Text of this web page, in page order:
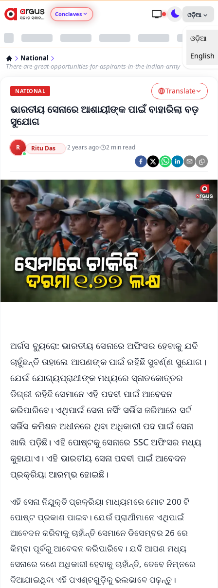
Conclaves
Argus Nari Shakti
Argus Health Connect
Argus Chalo Dekhein Apna Desh
ଓଡ଼ିଆ
ଓଡ଼ିଆ
English
National
There-are-great-opportunities-for-aspirants-in-the-indian-army
NATIONAL Translate
ଭାରତୀୟ ସେନାରେ ଆଶାୟୀଙ୍କ ପାଇଁ ବାହାରିଲା ବଡ଼
ସୁଯୋଗ
R Ritu Das ·2 years ago· 2 min read
ଅର୍ଗସ ବ୍ୟୁରୋ: ଭାରତୀୟ ସେନାରେ ଅଫିସର ହେବାକୁ ଯଦି
ଚାହୁଁଛନ୍ତି ତାହାଲେ ଆପଣଙ୍କ ପାଇଁ ରହିଛି ସୁବର୍ଣ୍ଣ ସୁଯୋଗ।
ଯେଉଁ ଯୋଗ୍ୟପ୍ରାଥୀଙ୍କ ମଧ୍ୟରେ ସ୍ନାତକୋତ୍ତର
ଡିଗ୍ରୀ ରହିଛି ସେମାନେ ଏହି ପଦବୀ ପାଇଁ ଆବେଦନ
କରିପାରିବେ। ଏଥିପାଇଁ ସେନା ନର୍ସିଂ ସର୍ଭିସ ଜରିଆରେ ସର୍ଟ
ସର୍ଭିସ କମିଶନ ଅଧୀନରେ ଥିବା ଅଧିକାରୀ ପଦ ପାଇଁ ସେନା
ଖାଲି ପଡ଼ିଛି। ଏହି ପୋଷ୍ଟକୁ ସେନାରେ SSC ଅଫିସର ମଧ୍ୟ
କୁହାଯାଏ। ଏହି ଭାରତୀୟ ସେନା ପଦବୀ ପାଇଁ ଆବେଦନ
ପ୍ରକ୍ରିୟା ଆରମ୍ଭ ହୋଇଛି।
ଏହି ସେନା ନିଯୁକ୍ତି ପ୍ରକ୍ରିୟା ମାଧ୍ୟମରେ ମୋଟ 200 ଟି
ପୋଷ୍ଟ ପ୍ରକାଶ ପାଇବ। ଯେଉଁ ପ୍ରାର୍ଥୀମାନେ ଏଥିପାଇଁ
ଆବେଦନ କରିବାକୁ ଚାହାଁନ୍ତି ସେମାନେ ଡିସେମ୍ବର 26 ରେ
କିମ୍ବା ପୂର୍ବରୁ ଆବେଦନ କରିପାରିବେ। ଯଦି ଆପଣ ମଧ୍ୟ
ସେନାରେ ଜଣେ ଅଧିକାରୀ ହେବାକୁ ଚାହାଁନ୍ତି, ତେବେ ନିମ୍ନରେ
ଦିଆଯାଇଥିବା ଏହି ପଏଣ୍ଟଗୁଡ଼ିକୁ ଭଲଭାବେ ପଢ଼ନ୍ତୁ।